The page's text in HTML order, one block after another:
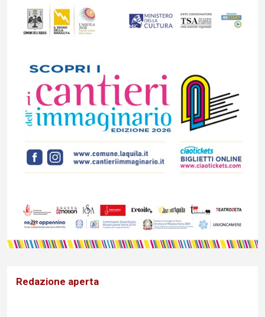
Redazione aperta